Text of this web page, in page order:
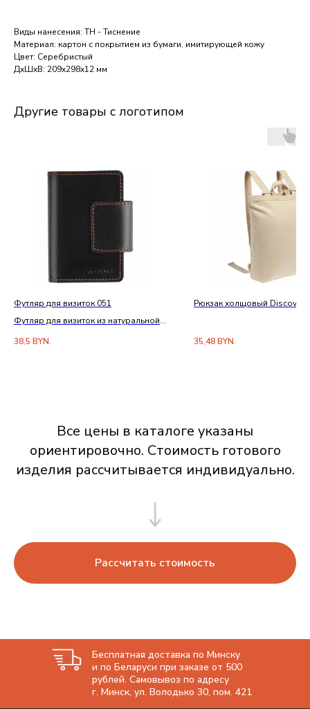
Виды нанесения: ТН - Тиснение
Материал: картон с покрытием из бумаги, имитирующей кожу
Цвет: Серебристый
ДxШxВ: 209x298x12 мм
Другие товары с логотипом
Футляр для визиток 051
Футляр для визиток из натуральной
38,5 BYN.
Рюкзак холщовый Discovery
35,48BYN.
Все цены в каталоге указаны
ориентировочно. Стоимость готового
изделия рассчитывается индивидуально.
Рассчитать стоимость
Бесплатная доставка по Минску
и по Беларуси при заказе от 500
рублей. Самовывоз по адресу
г. Минск, ул. Володько 30, пом. 421